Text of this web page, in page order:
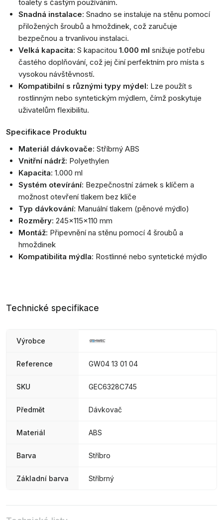
toalety s častým používáním.
Snadná instalace: Snadno se instaluje na stěnu pomocí
přiložených šroubů a hmoždinek, což zaručuje
bezpečnou a trvanlivou instalaci.
Velká kapacita: S kapacitou 1.000 ml snižuje potřebu
častého doplňování, což jej činí perfektním pro místa s
vysokou návštěvností.
Kompatibilní s různými typy mýdel: Lze použít s
rostlinným nebo syntetickým mýdlem, čímž poskytuje
uživatelům flexibilitu.
Specifikace Produktu
Materiál dávkovače: Stříbrný ABS
Vnitřní nádrž: Polyethylen
Kapacita: 1.000 ml
Systém otevírání: Bezpečnostní zámek s klíčem a
možnost otevření tlakem bez klíče
Typ dávkování: Manuální tlakem (pěnové mýdlo)
Rozměry: 245x115x110 mm
Montáž: Připevnění na stěnu pomocí 4 šroubů a
hmoždinek
Kompatibilita mýdla: Rostlinné nebo syntetické mýdlo
Technické specifikace
Výrobce
Reference GW04 13 01 04
SKU GEC6328C745
Předmět Dávkovač
Materiál ABS
Barva Stříbro
Základní barva Stříbrný